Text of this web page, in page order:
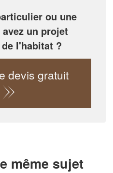
ou une
un projet
l'habitat ?
devis gratuit
même sujet